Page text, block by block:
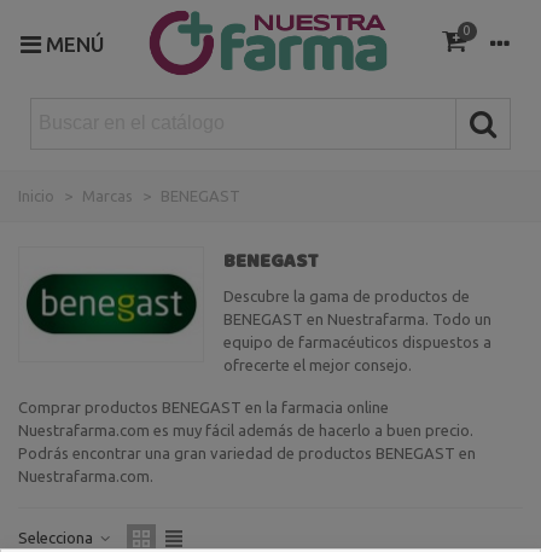
MENÚ
0
Inicio > Marcas > BENEGAST
BENEGAST
Descubre la gama de productos de
BENEGAST en Nuestrafarma. Todo un
equipo de farmacéuticos dispuestos a
ofrecerte el mejor consejo.
Comprar productos BENEGAST en la farmacia online
Nuestrafarma.com es muy fácil además de hacerlo a buen precio.
Podrás encontrar una gran variedad de productos BENEGAST en
Nuestrafarma.com.
Selecciona